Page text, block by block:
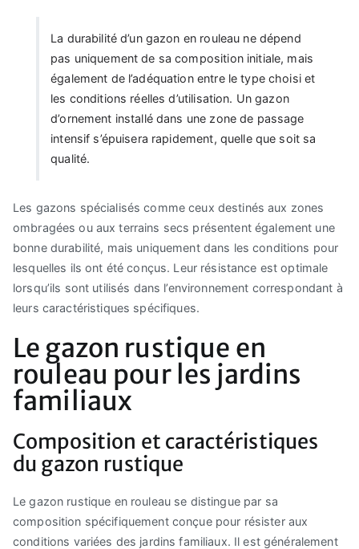
La durabilité d’un gazon en rouleau ne dépend
pas uniquement de sa composition initiale, mais
également de l’adéquation entre le type choisi et
les conditions réelles d’utilisation. Un gazon
d’ornement installé dans une zone de passage
intensif s’épuisera rapidement, quelle que soit sa
qualité.
Les gazons spécialisés comme ceux destinés aux zones
ombragées ou aux terrains secs présentent également une
bonne durabilité, mais uniquement dans les conditions pour
lesquelles ils ont été conçus. Leur résistance est optimale
lorsqu’ils sont utilisés dans l’environnement correspondant à
leurs caractéristiques spécifiques.
Le gazon rustique en
rouleau pour les jardins
familiaux
Composition et caractéristiques
du gazon rustique
Le gazon rustique en rouleau se distingue par sa
composition spécifiquement conçue pour résister aux
conditions variées des jardins familiaux. Il est généralement